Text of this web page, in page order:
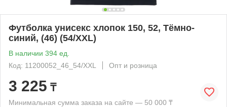
Футболка унисекс хлопок 150, 52, Тёмно-
синий, (46) (54/XXL)
В наличии 394 ед.
Код: 11200052_46_54/XXL
Опт и розница
3 225 ₸
Минимальная сумма заказа на сайте — 50 000 ₸